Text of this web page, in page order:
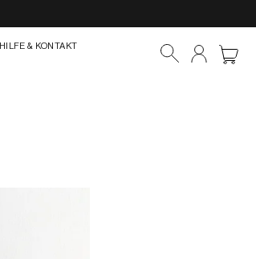
HILFE & KONTAKT